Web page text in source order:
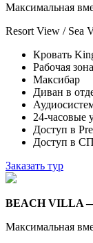
Максимальная
Resort View / Sea
Кровать
Рабочая
Максибар
Диван в
24-часовые
Доступ в
Доступ в
Заказать тур
BEACH VILLA
Максимальная